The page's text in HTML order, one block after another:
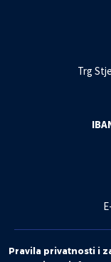
Trg
Pravila privatnosti i